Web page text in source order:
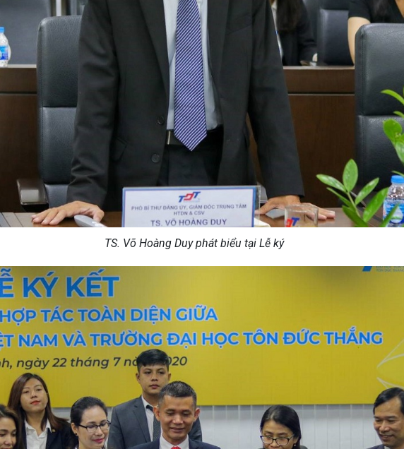
TS. Võ Hoàng Duy phát biểu tại Lễ ký